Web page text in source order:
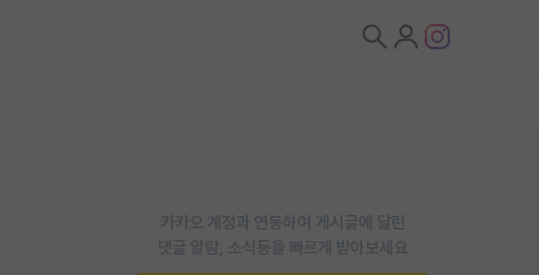
카카오 계정과 연동하여 게시글에 달린
댓글 알람, 소식등을 빠르게 받아보세요